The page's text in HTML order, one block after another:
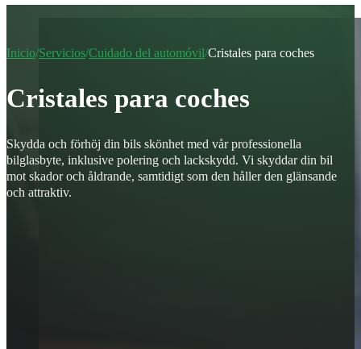
Inicio/Servicios/Cuidado del automóvil/Cristales para coches
Cristales para coches
Skydda och förhöj din bils skönhet med vår professionella
bilglasbyte, inklusive polering och lackskydd. Vi skyddar din bil
mot skador och åldrande, samtidigt som den håller den glänsande
och attraktiv.